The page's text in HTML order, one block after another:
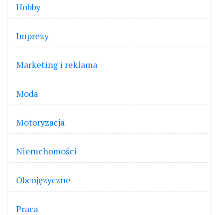
Hobby
Imprezy
Marketing i reklama
Moda
Motoryzacja
Nieruchomości
Obcojęzyczne
Praca